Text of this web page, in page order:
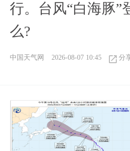
行。台风“白海豚”
么?
中国天气网 2026-08-07 10:45 分